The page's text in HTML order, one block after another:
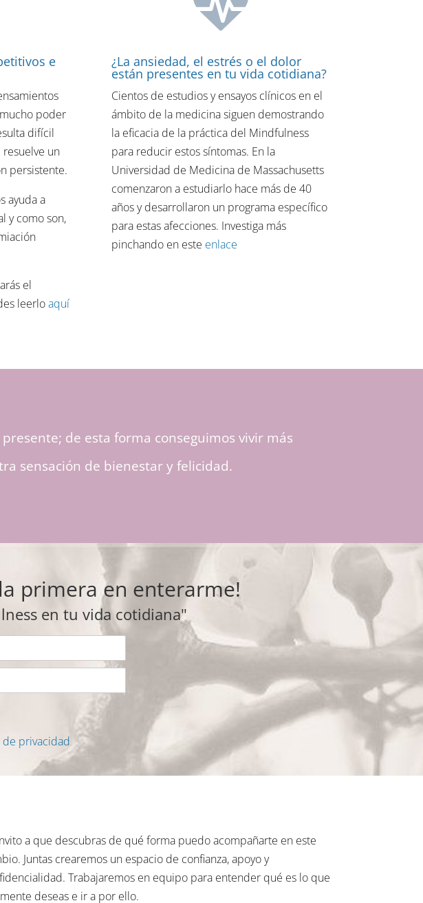
e
poder
difícil
un
persistente.
ayuda a
y como son,
el
leerloaquí
¿La ansiedad, el estrés o el dolor
están presentes en tu vida cotidiana?
Cientos de estudios y ensayos clínicos en el
ámbito de la medicina siguen demostrando
la eficacia de la práctica del Mindfulness
para reducir estos síntomas. En la
Universidad de Medicina de Massachusetts
comenzaron a estudiarlo hace más de 40
años y desarrollaron un programa específico
para estas afecciones. Investiga más
pinchando en este enlace
de esta forma conseguimos vivir más
sensación de bienestar y felicidad.
primera en enterarme!
en tu vida cotidiana"
privacidad
a que descubras de qué forma puedo acompañarte en este
Juntas crearemos un espacio de confianza, apoyo y
Trabajaremos en equipo para entender qué es lo que
deseas e ir a por ello.